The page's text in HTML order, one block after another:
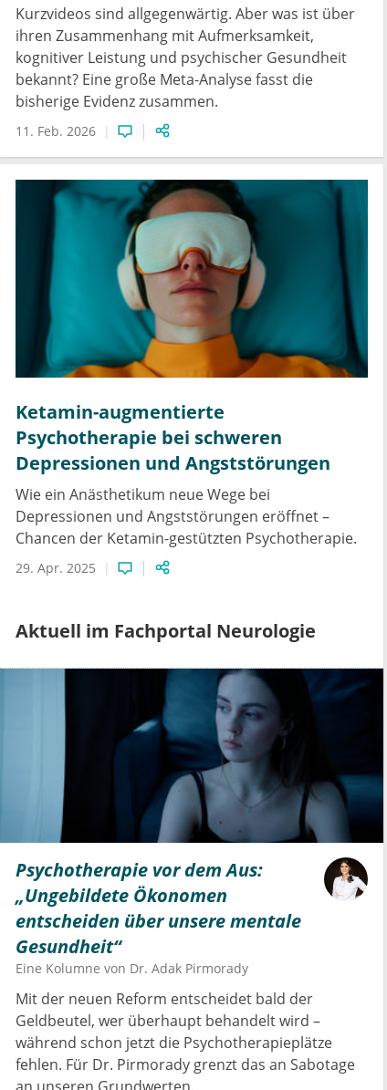
Kurzvideos sind allgegenwärtig. Aber was ist über
ihren Zusammenhang mit Aufmerksamkeit,
kognitiver Leistung und psychischer Gesundheit
bekannt? Eine große Meta-Analyse fasst die
bisherige Evidenz zusammen.
11. Feb. 2026
Ketamin-augmentierte
Psychotherapie bei schweren
Depressionen und Angststörungen
Wie ein Anästhetikum neue Wege bei
Depressionen und Angststörungen eröffnet –
Chancen der Ketamin-gestützten Psychotherapie.
29. Apr. 2025
Aktuell im Fachportal Neurologie
Psychotherapie vor dem Aus:
„Ungebildete Ökonomen
entscheiden über unsere mentale
Gesundheit“
Eine Kolumne von Dr. Adak Pirmorady
Mit der neuen Reform entscheidet bald der
Geldbeutel, wer überhaupt behandelt wird –
während schon jetzt die Psychotherapieplätze
fehlen. Für Dr. Pirmorady grenzt das an Sabotage